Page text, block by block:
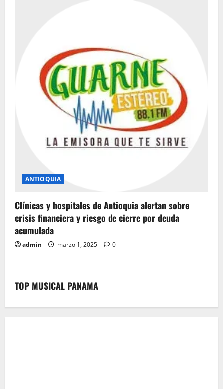
ANTIOQUIA
Clínicas y hospitales de Antioquia alertan sobre
crisis financiera y riesgo de cierre por deuda
acumulada
admin marzo 1, 2025 0
TOP MUSICAL PANAMA